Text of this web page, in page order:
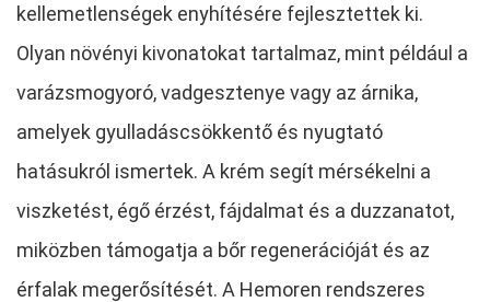
kellemetlenségek enyhítésére fejlesztettek ki.
Olyan növényi kivonatokat tartalmaz, mint például a
varázsmogyoró, vadgesztenye vagy az árnika,
amelyek gyulladáscsökkentő és nyugtató
hatásukról ismertek. A krém segít mérsékelni a
viszketést, égő érzést, fájdalmat és a duzzanatot,
miközben támogatja a bőr regenerációját és az
érfalak megerősítését. A Hemoren rendszeres